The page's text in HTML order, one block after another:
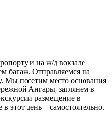
и на ж/д вокзале
багаж. Отправляемся на
Мы посетим место основания
Ангары, заглянем в
размещение в
этот день – самостоятельно.